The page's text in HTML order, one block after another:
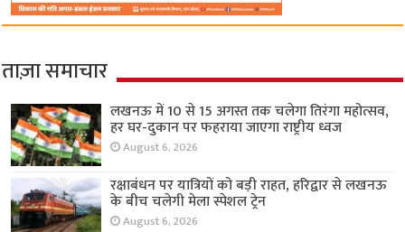
ताज़ा समाचार
लखनऊ में 10 से 15 अगस्त तक चलेगा तिरंगा महोत्सव,
हर घर-दुकान पर फहराया जाएगा राष्ट्रीय ध्वज
August 6, 2026
रक्षाबंधन पर यात्रियों को बड़ी राहत, हरिद्वार से लखनऊ
के बीच चलेगी मेला स्पेशल ट्रेन
August 6, 2026